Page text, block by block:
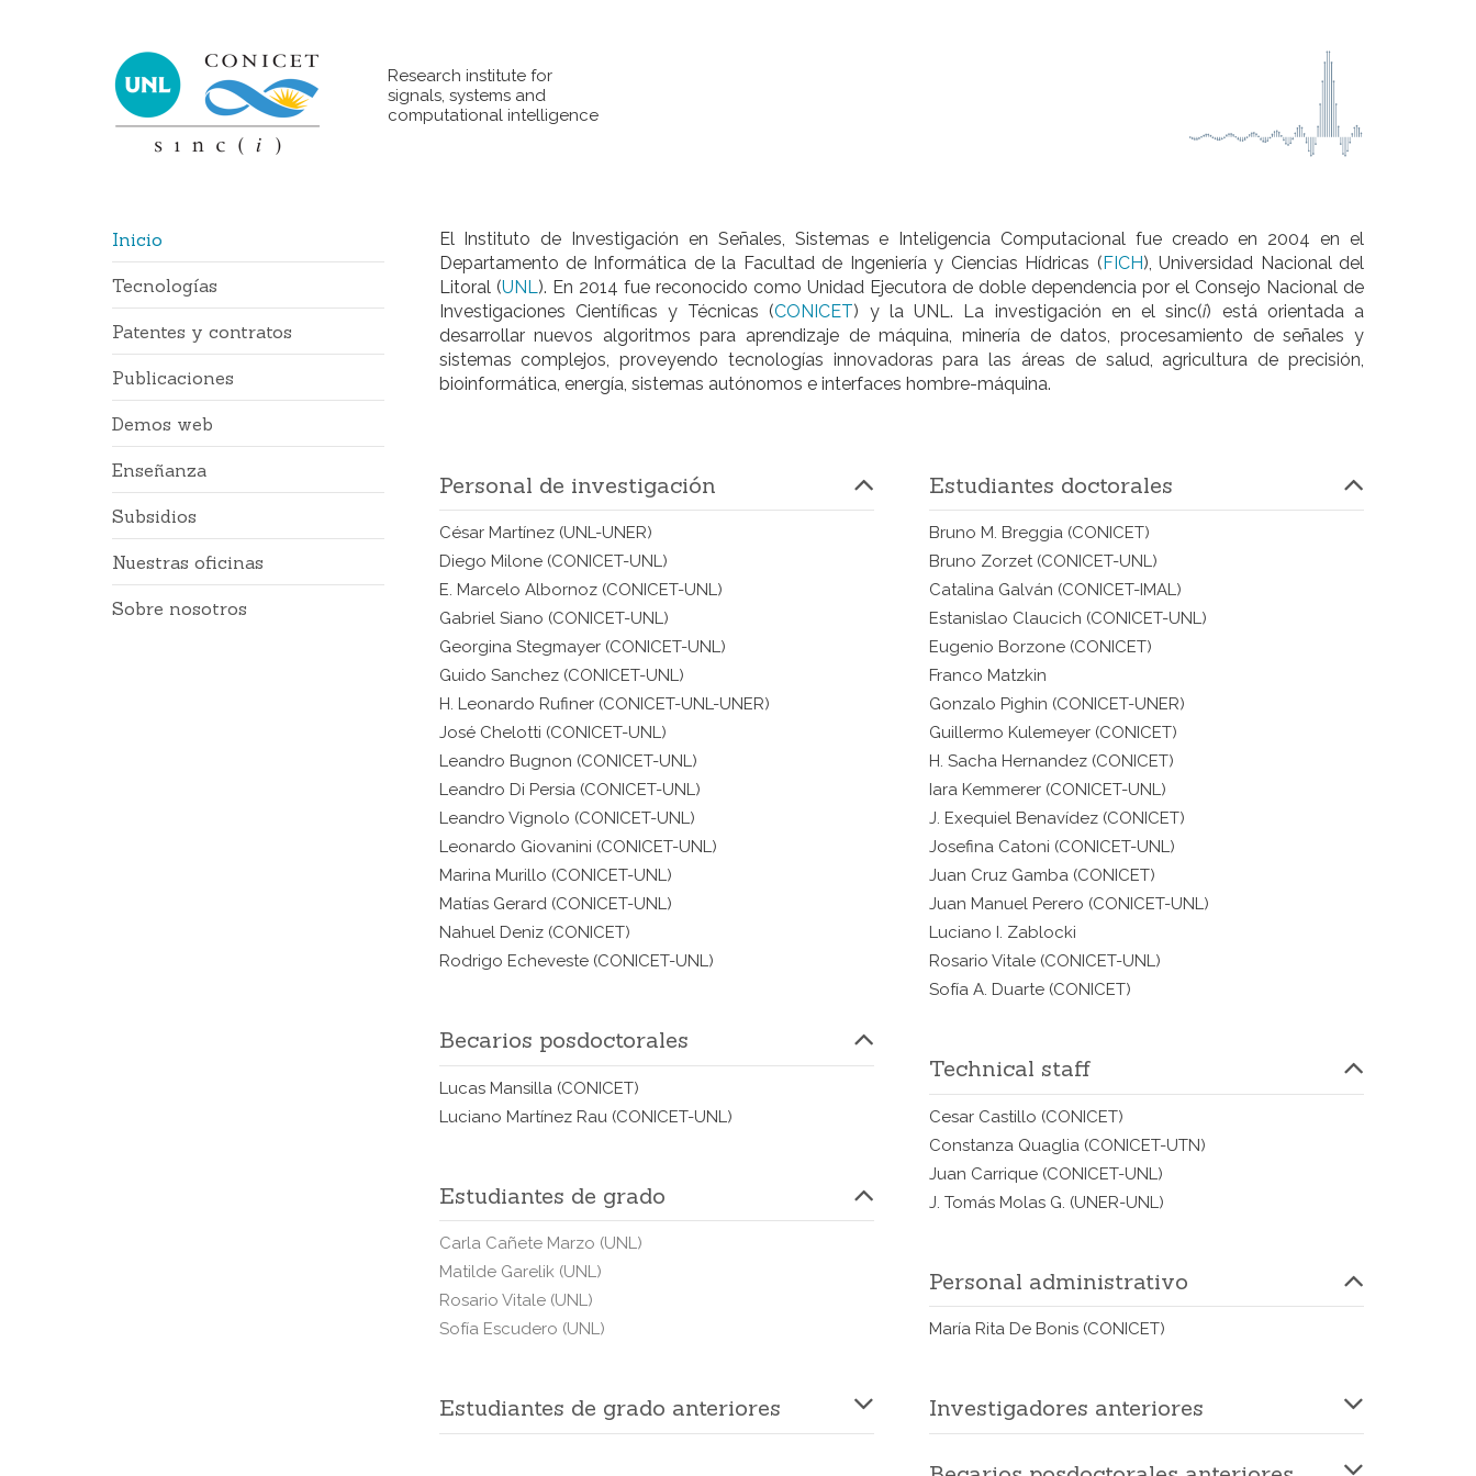
Research institute for
signals, systems and
computational intelligence
Inicio
Tecnologías
Patentes y contratos
Publicaciones
Demos web
Enseñanza
Subsidios
Nuestras oficinas
Sobre nosotros
El Instituto de Investigación en Señales, Sistemas e Inteligencia Computacional fue creado en 2004 en el
Departamento de Informática de la Facultad de Ingeniería y Ciencias Hídricas (FICH), Universidad Nacional del
Litoral (UNL ). En 2014 fue reconocido como Unidad Ejecutora de doble dependencia por el Consejo Nacional de
Investigaciones Científicas y Técnicas (CONICET) y la UNL. La investigación en el sinc(i) está orientada a
desarrollar nuevos algoritmos para aprendizaje de máquina, minería de datos, procesamiento de señales y
sistemas complejos, proveyendo tecnologías innovadoras para las áreas de salud, agricultura de precisión,
bioinformática, energía, sistemas autónomos e interfaces hombre-máquina.
Personal de investigación
César Martínez (UNL-UNER)
Diego Milone (CONICET-UNL)
E. Marcelo Albornoz (CONICET-UNL)
Gabriel Siano (CONICET-UNL)
Georgina Stegmayer (CONICET-UNL)
Guido Sanchez (CONICET-UNL)
H. Leonardo Rufiner (CONICET-UNL-UNER)
José Chelotti (CONICET-UNL)
Leandro Bugnon (CONICET-UNL)
Leandro Di Persia (CONICET-UNL)
Leandro Vignolo (CONICET-UNL)
Leonardo Giovanini (CONICET-UNL)
Marina Murillo (CONICET-UNL)
Matías Gerard (CONICET-UNL)
Nahuel Deniz (CONICET)
Rodrigo Echeveste (CONICET-UNL)
Becarios posdoctorales
Lucas Mansilla (CONICET)
Luciano Martínez Rau (CONICET-UNL)
Estudiantes de grado
Carla Cañete Marzo (UNL)
Matilde Garelik (UNL)
Rosario Vitale (UNL)
Sofía Escudero (UNL)
Estudiantes de grado anteriores
Estudiantes doctorales
Bruno M. Breggia (CONICET)
Bruno Zorzet (CONICET-UNL)
Catalina Galván (CONICET-IMAL)
Estanislao Claucich (CONICET-UNL)
Eugenio Borzone (CONICET)
Franco Matzkin
Gonzalo Pighin (CONICET-UNER)
Guillermo Kulemeyer (CONICET)
H. Sacha Hernandez (CONICET)
Iara Kemmerer (CONICET-UNL)
J. Exequiel Benavídez (CONICET)
Josefina Catoni (CONICET-UNL)
Juan Cruz Gamba (CONICET)
Juan Manuel Perero (CONICET-UNL)
Luciano I. Zablocki
Rosario Vitale (CONICET-UNL)
Sofía A. Duarte (CONICET)
Technical staff
Cesar Castillo (CONICET)
Constanza Quaglia (CONICET-UTN)
Juan Carrique (CONICET-UNL)
J. Tomás Molas G. (UNER-UNL)
Personal administrativo
María Rita De Bonis (CONICET)
Investigadores anteriores